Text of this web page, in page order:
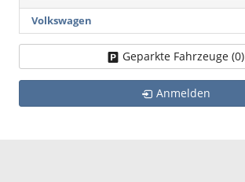
Volkswagen
Geparkte Fahrzeuge (0)
Anmelden